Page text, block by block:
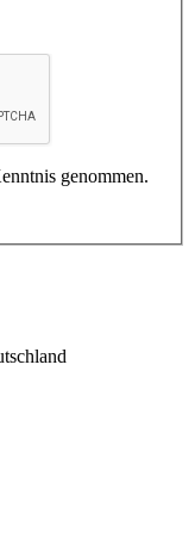
genommen.